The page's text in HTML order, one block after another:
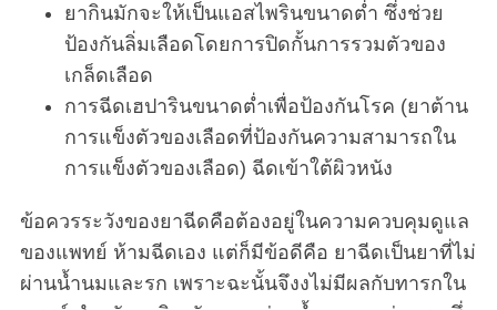
ยากินมักจะให้เป็นแอสไพรินขนาดต่ำ ซึ่งช่วย
ป้องกันลิ่มเลือดโดยการปิดกั้นการรวมตัวของ
เกล็ดเลือด
การฉีดเฮปารินขนาดต่ำเพื่อป้องกันโรค (ยาต้าน
การแข็งตัวของเลือดที่ป้องกันความสามารถใน
การแข็งตัวของเลือด) ฉีดเข้าใต้ผิวหนัง
ข้อควรระวังของยาฉีดคือต้องอยู่ในความควบคุมดูแล
ของแพทย์ ห้ามฉีดเอง แต่ก็มีข้อดีคือ ยาฉีดเป็นยาที่ไม่
ผ่านน้ำนมและรก เพราะฉะนั้นจึงงไม่มีผลกับทารกใน